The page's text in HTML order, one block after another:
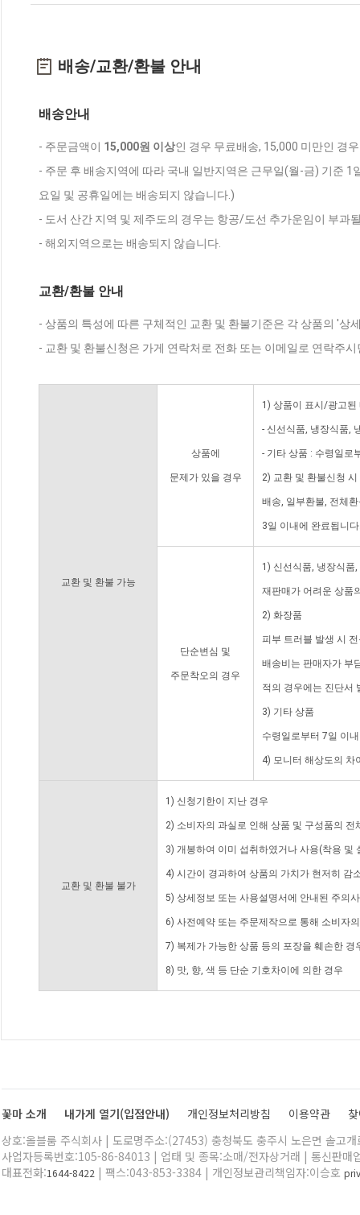
배송/교환/환불 안내
배송안내
- 주문금액이 15,000원 이상인 경우 무료배송, 15,000 미만인 경
- 주문 후 배송지역에 따라 국내 일반지역은 근무일(월-금) 기준
요일 및 공휴일에는 배송되지 않습니다.)
- 도서 산간 지역 및 제주도의 경우는 항공/도선 추가운임이 부과
- 해외지역으로는 배송되지 않습니다.
교환/환불 안내
- 상품의 특성에 따른 구체적인 교환 및 환불기준은 각 상품의 '상
- 교환 및 환불신청은 가게 연락처로 전화 또는 이메일로 연락주
교환 및 환불 가능
상품에
문제가 있을 경우
1) 상품이 표시/광고된
- 신선식품, 냉장식품,
- 기타 상품 : 수령일로
2) 교환 및 환불신청
배송, 일부환불, 전체
3일 이내에 완료됩니
단순변심 및
주문착오의 경우
1) 신선식품, 냉장식품
재판매가 어려운 상품
2) 화장품
피부 트러블 발생 시
배송비는 판매자가 부
적의 경우에는 진단서
3) 기타 상품
수령일로부터 7일 이
4) 모니터 해상도의 차
교환 및 환불 불가
1) 신청기한이 지난 경우
2) 소비자의 과실로 인해 상품 및 구성품의
3) 개봉하여 이미 섭취하였거나 사용(착용 및
4) 시간이 경과하여 상품의 가치가 현저히 감
5) 상세정보 또는 사용설명서에 안내된 주의
6) 사전예약 또는 주문제작으로 통해 소비자
7) 복제가 가능한 상품 등의 포장을 훼손한 경
8) 맛, 향, 색 등 단순 기호차이에 의한 경우
꽃마 소개 내가게 열기(입점안내) 개인정보처리방침 이용약관
상호:올블룸 주식회사 | 도로명주소:(27453) 충청북도 충주시 노은면 솔고
사업자등록번호:105-86-84013 | 업태 및 종목:소매/전자상거래 | 통신판매
대표전화:1644-8422 | 팩스:043-853-3384 | 개인정보관리책임자:이승호